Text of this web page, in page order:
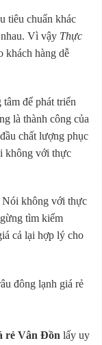
tiêu chuẩn khác
Vì vậy Thực
khách hàng dễ
để phát triển
là thành công của
chất lượng phục
không với thực
Nói không với thực
tìm kiếm
cả lại hợp lý cho
đông lạnh giá rẻ
rẻ Vân Đồn lấy uy